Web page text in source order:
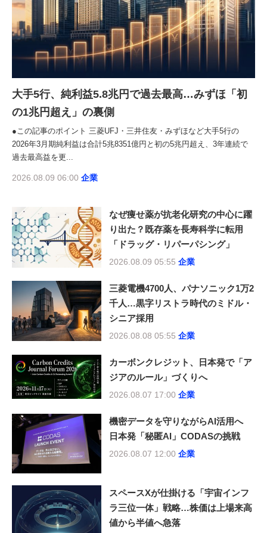
大手5行、純利益5.8兆円で過去最高…みずほ「初
の1兆円超え」の裏側
●この記事のポイント 三菱UFJ・三井住友・みずほなど大手5行の
2026年3月期純利益は合計5兆8351億円と初の5兆円超え、3年連続で
過去最高益を更...
2026.08.09 06:00 企業
なぜ痩せ薬が抗老化研究の中心に躍
り出た？既存薬を長寿科学に転用
「ドラッグ・リパーパシング」
2026.08.09 05:55 企業
三菱電機4700人、パナソニック1万2
千人…黒字リストラ時代のミドル・
シニア採用
2026.08.08 05:55 企業
カーボンクレジット、日本発で「ア
ジアのルール」づくりへ
2026.08.07 17:00 企業
機密データを守りながらAI活用へ
日本発「秘匿AI」CODASの挑戦
2026.08.07 12:00 企業
スペースXが仕掛ける「宇宙インフ
ラ三位一体」戦略…株価は上場来高
値から半値へ急落